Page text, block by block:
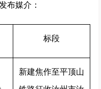
布媒介：
标段
新建焦作至平顶山